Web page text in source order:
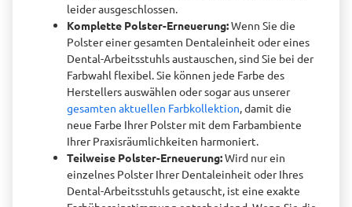
leider ausgeschlossen.
Komplette Polster-Erneuerung:Wenn Sie die
Polster einer gesamten Dentaleinheit oder eines
Dental-Arbeitsstuhls austauschen, sind Sie bei der
Farbwahl flexibel. Sie können jede Farbe des
Herstellers auswählen oder sogar aus unserer
gesamten aktuellen Farbkollektion, damit die
neue Farbe Ihrer Polster mit dem Farbambiente
Ihrer Praxisräumlichkeiten harmoniert.
Teilweise Polster-Erneuerung:Wird nur ein
einzelnes Polster Ihrer Dentaleinheit oder Ihres
Dental-Arbeitsstuhls getauscht, ist eine exakte